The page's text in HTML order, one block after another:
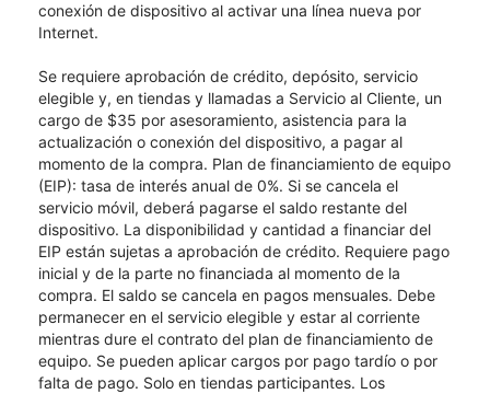
conexión de dispositivo al activar una línea nueva por
Internet.
Se requiere aprobación de crédito, depósito, servicio
elegible y, en tiendas y llamadas a Servicio al Cliente, un
cargo de $35 por asesoramiento, asistencia para la
actualización o conexión del dispositivo, a pagar al
momento de la compra. Plan de financiamiento de equipo
(EIP): tasa de interés anual de 0%. Si se cancela el
servicio móvil, deberá pagarse el saldo restante del
dispositivo. La disponibilidad y cantidad a financiar del
EIP están sujetas a aprobación de crédito. Requiere pago
inicial y de la parte no financiada al momento de la
compra. El saldo se cancela en pagos mensuales. Debe
permanecer en el servicio elegible y estar al corriente
mientras dure el contrato del plan de financiamiento de
equipo. Se pueden aplicar cargos por pago tardío o por
falta de pago. Solo en tiendas participantes. Los